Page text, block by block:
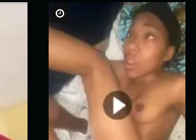
Watch Later